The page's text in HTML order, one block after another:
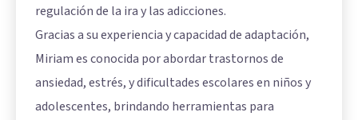
regulación de la ira y las adicciones.
Gracias a su experiencia y capacidad de adaptación,
Miriam es conocida por abordar trastornos de
ansiedad, estrés, y dificultades escolares en niños y
adolescentes, brindando herramientas para